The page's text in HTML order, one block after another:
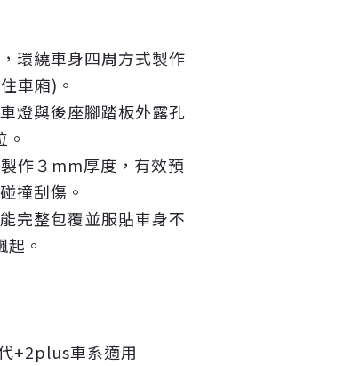
環繞車身四周方式製作
車廂)。
燈與後座腳踏板外露孔
。
作３mm厚度，有效預
撞刮傷。
完整包覆並服貼車身不
起。
+2plus車系適用